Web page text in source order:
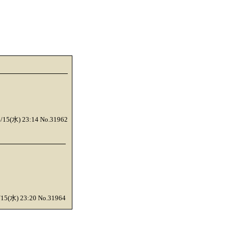
15(水) 23:14 No.31962
水) 23:20 No.31964